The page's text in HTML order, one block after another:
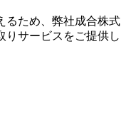
るため、弊社成合株式
りサービスをご提供し